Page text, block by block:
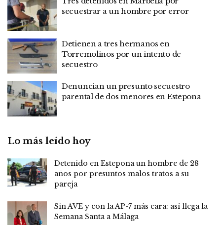
secuestrar a un hombre por error
Detienen a tres hermanos en
Torremolinos por un intento de
secuestro
Denuncian un presunto secuestro
parental de dos menores en Estepona
Lo más leído hoy
Detenido en Estepona un hombre de 28
años por presuntos malos tratos a su
pareja
Sin AVE y con la AP-7 más cara: así llega la
Semana Santa a Málaga